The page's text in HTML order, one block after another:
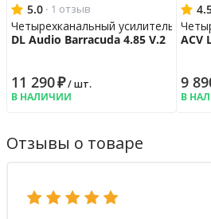
5.0 · 1 отзыв
Четырехканальный усилитель
DL Audio Barracuda 4.85 V.2
11 290₽/ шт.
В НАЛИЧИИ
ACV
9
В
Отзывы о товаре